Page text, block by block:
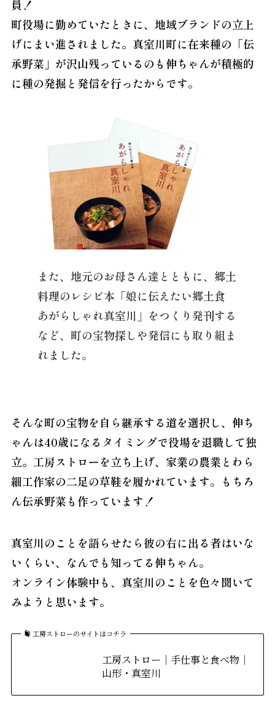
員！
町役場に勤めていたときに、地域ブランドの立上
げにまい進されました。真室川町に在来種の「伝
承野菜」が沢山残っているのも伸ちゃんが積極的
に種の発掘と発信を行ったからです。
また、地元のお母さん達とともに、郷土
料理のレシピ本「娘に伝えたい郷土食
あがらしゃれ真室川」をつくり発刊する
など、町の宝物探しや発信にも取り組ま
れました。
そんな町の宝物を自ら継承する道を選択し、伸ち
ゃんは40歳になるタイミングで役場を退職して独
立。工房ストローを立ち上げ、家業の農業とわら
細工作家の二足の草鞋を履かれています。もちろ
ん伝承野菜も作っています！
真室川のことを語らせたら彼の右に出る者はいな
いくらい、なんでも知ってる伸ちゃん。
オンライン体験中も、真室川のことを色々聞いて
みようと思います。
工房ストローのサイトはコチラ
工房ストロー｜手仕事と食べ物｜
山形・真室川